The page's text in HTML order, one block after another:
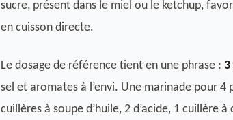
sucre, présent dans le miel ou le ketchup,
en cuisson directe.
Le dosage de référence tient en une phrase : 3
sel et aromates à l’envi. Une marinade pour
cuillères à soupe d’huile, 2 d’acide, 1 cuillère